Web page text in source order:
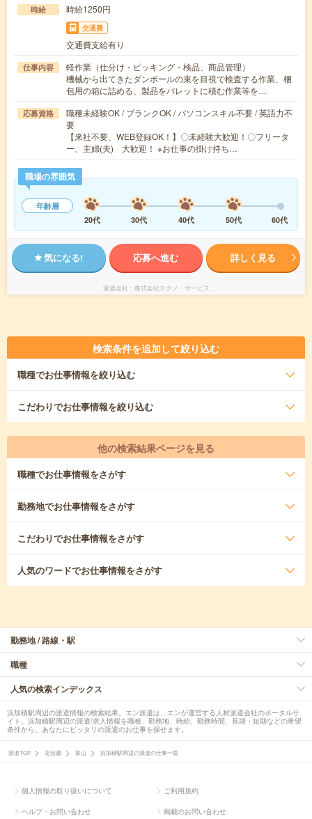
時給 時給1250円
交通費
交通費支給有り
仕事内容
軽作業（仕分け・ピッキング・検品、商品管理）
機械から出てきたダンボールの束を目視で検査する作業、梱
包用の箱に詰める、製品をパレットに積む作業等を…
応募資格
職種未経験OK / ブランクOK / パソコンスキル不要 / 英語力不
要
【来社不要、WEB登録OK！】〇未経験大歓迎！〇フリータ
ー、主婦(夫) 大歓迎！ ※お仕事の掛け持ち…
職場の雰囲気
年齢層
20代
30代 40代 50代 60代
気になる! 応募へ進む 詳しく見る
派遣会社 株式会社テクノ・サービス
検索条件を追加して絞り込む
職種でお仕事情報を絞り込む
こだわりでお仕事情報を絞り込む
他の検索結果ページを見る
職種でお仕事情報をさがす
勤務地でお仕事情報をさがす
こだわりでお仕事情報をさがす
人気のワードでお仕事情報をさがす
勤務地 / 路線・駅
職種
人気の検索インデックス
浜加積駅周辺の派遣情報の検索結果。エン派遣は、エンが運営する人材派遣会社のポータルサ
イト。浜加積駅周辺の派遣/求人情報を職種、勤務地、時給、勤務時間、長期・短期などの希望
条件から、あなたにピッタリの派遣のお仕事を探せます。
派遣TOP 北信越 富山 浜加積駅周辺の派遣の仕事一覧
個人情報の取り扱いについて ご利用規約
ヘルプ・お問い合わせ 掲載のお問い合わせ